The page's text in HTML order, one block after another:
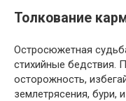
Толкование
Остросюжетная
стихийные бедствия.
осторожность,
землетрясения, бури,